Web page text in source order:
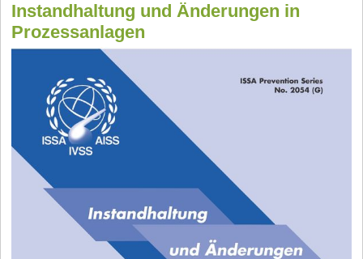
Instandhaltung und Änderungen in
Prozessanlagen